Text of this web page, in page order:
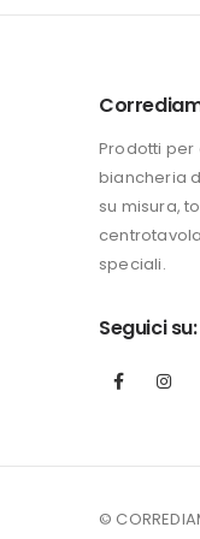
Prodotti per
biancheria
su misura,
speciali.
Seguici su:
©